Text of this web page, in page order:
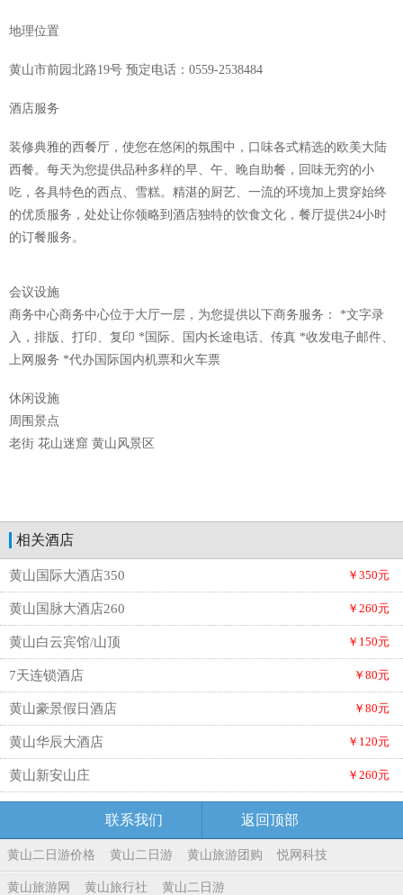
地理位置
黄山市前园北路19号 预定电话：0559-2538484
酒店服务
装修典雅的西餐厅，使您在悠闲的氛围中，口味各式精选的欧美大陆
西餐。每天为您提供品种多样的早、午、晚自助餐，回味无穷的小
吃，各具特色的西点、雪糕。精湛的厨艺、一流的环境加上贯穿始终
的优质服务，处处让你领略到酒店独特的饮食文化，餐厅提供24小时
的订餐服务。
会议设施
商务中心商务中心位于大厅一层，为您提供以下商务服务： *文字录
入，排版、打印、复印 *国际、国内长途电话、传真 *收发电子邮件、
上网服务 *代办国际国内机票和火车票
休闲设施
周围景点
老街 花山迷窟 黄山风景区
相关酒店
黄山国际大酒店350 ￥350元
黄山国脉大酒店260 ￥260元
黄山白云宾馆/山顶 ￥150元
7天连锁酒店 ￥80元
黄山豪景假日酒店 ￥80元
黄山华辰大酒店 ￥120元
黄山新安山庄 ￥260元
联系我们 返回顶部
黄山二日游价格 黄山二日游 黄山旅游团购 悦网科技
黄山旅游网 黄山旅行社 黄山二日游